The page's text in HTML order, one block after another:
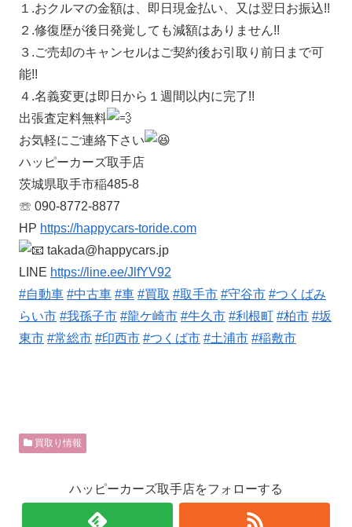
１.おクルマの金額は、即日現金払い、又は翌日お振込!!
２.修復歴が後日発覚しても減額はありません!!
３.ご売却のキャンセルはご契約後お引取り前日まで可
能!!
４.名義変更は即日から１週間以内に完了!!
出張査定料無料
お気軽にご連絡下さい
ハッピーカーズ取手店
茨城県取手市稲485-8
☏ 090-8772-8877
HP https://happycars-toride.com
takada@happycars.jp
LINE https://line.ee/JlfYV92
#自動車 #中古車 #車 #買取 #取手市 #守谷市 #つくばみ
らい市 #我孫子市 #龍ケ崎市 #牛久市 #利根町 #柏市 #坂
東市 #常総市 #印西市 #つくば市 #土浦市 #稲敷市
買取り情報
ハッピーカーズ取手店をフォローする